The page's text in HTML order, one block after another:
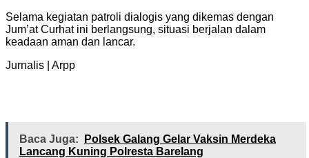
Selama kegiatan patroli dialogis yang dikemas dengan
Jum’at Curhat ini berlangsung, situasi berjalan dalam
keadaan aman dan lancar.
Jurnalis | Arpp
Baca Juga:
Polsek Galang Gelar Vaksin Merdeka
Lancang Kuning Polresta Barelang